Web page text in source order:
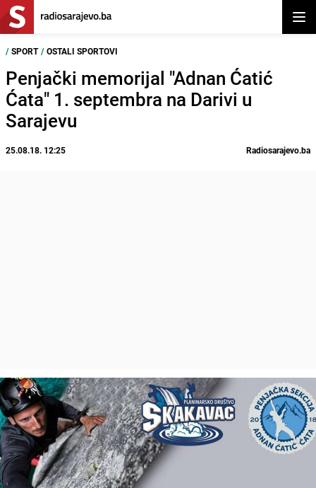
/ SPORT / OSTALI SPORTOVI
Penjački memorijal "Adnan Ćatić
Ćata" 1. septembra na Darivi u
Sarajevu
25.08.18. 12:25 Radiosarajevo.ba